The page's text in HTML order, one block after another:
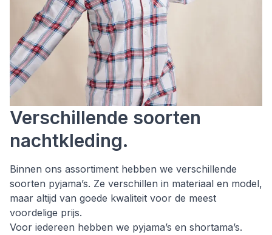
Verschillende soorten
nachtkleding.
Binnen ons assortiment hebben we verschillende
soorten pyjama’s. Ze verschillen in materiaal en model,
maar altijd van goede kwaliteit voor de meest
voordelige prijs.
Voor iedereen hebben we pyjama’s en shortama’s.